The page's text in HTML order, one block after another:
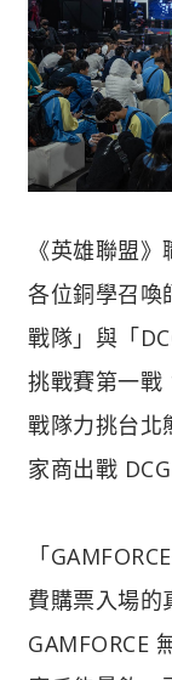
《英雄聯盟
各位銅學召喚
戰隊」與「
挑戰賽第一戰
戰隊力挑台北
家商出戰
「
費購票入場的
GAMFORCE